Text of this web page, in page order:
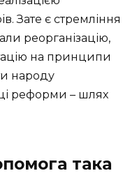
Зате є стремління
реорганізацію,
на принципи
народу
реформи – шлях
така